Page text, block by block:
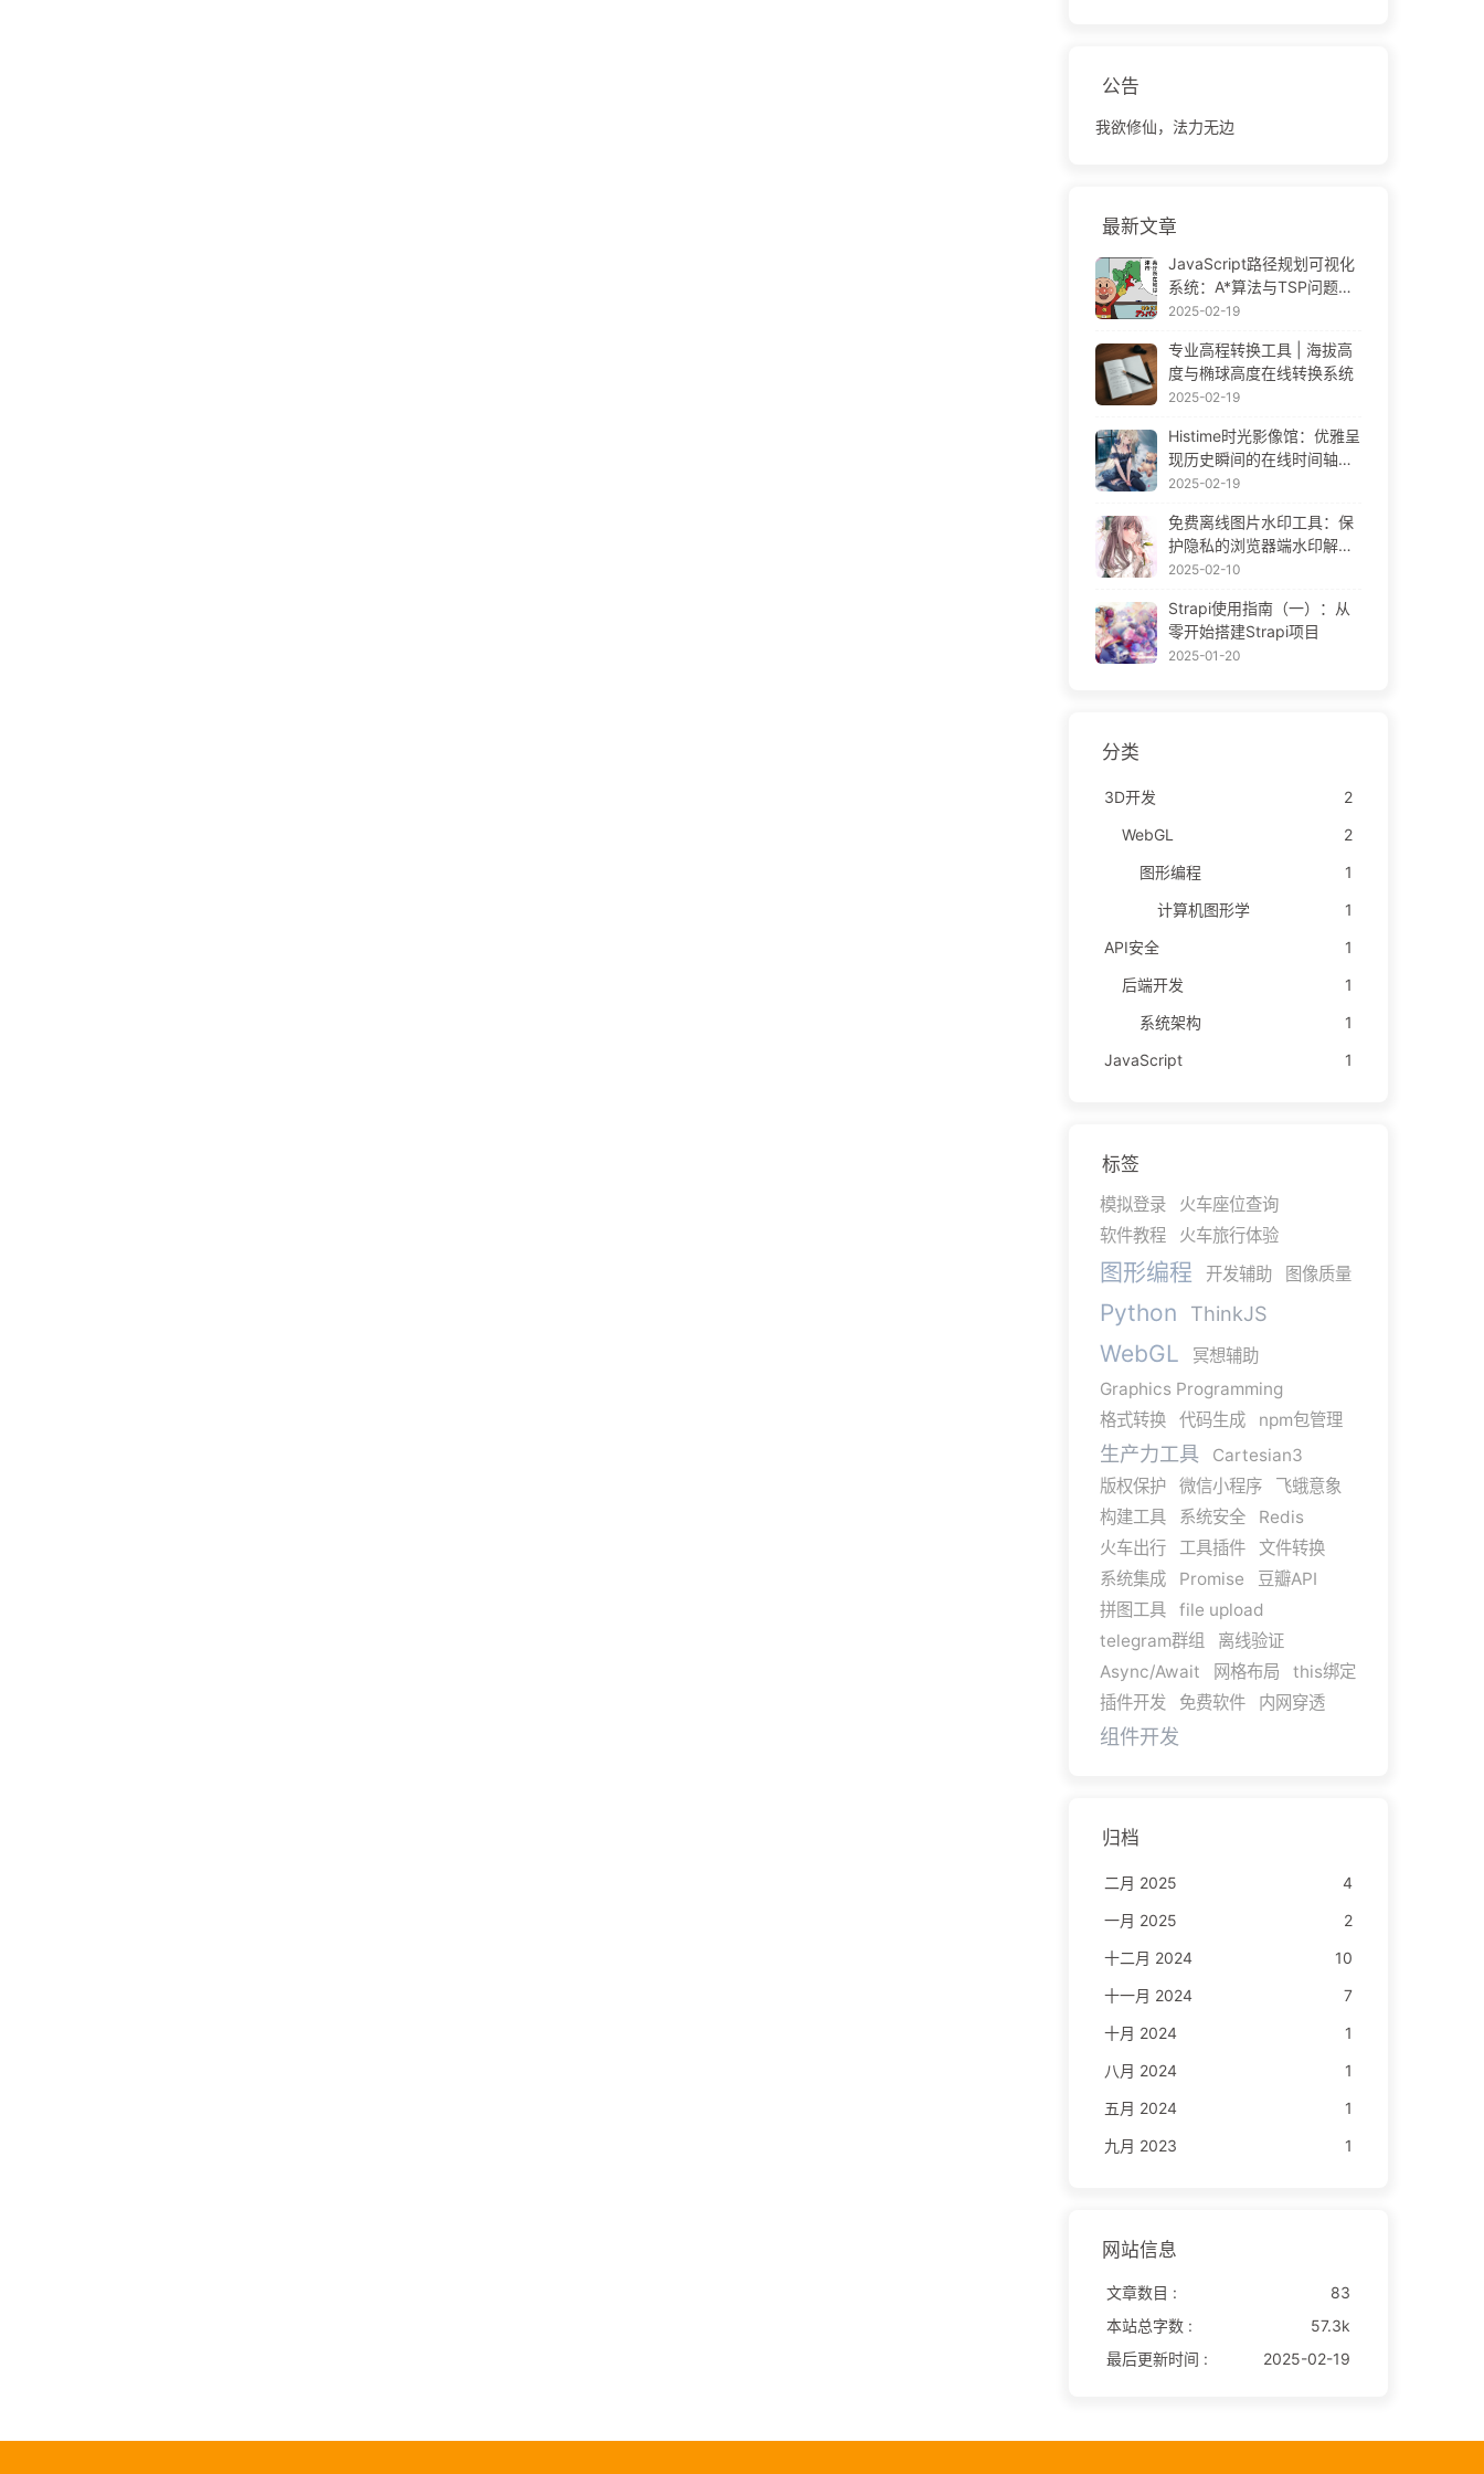
公告
我欲修仙，法力无边
最新文章
JavaScript路径规划可视化
系统：A*算法与TSP问题解
决方案
2025-02-19
专业高程转换工具 | 海拔高
度与椭球高度在线转换系统
2025-02-19
Histime时光影像馆：优雅呈
现历史瞬间的在线时间轴相
册 | Historical Photo Timeli
2025-02-19
免费离线图片水印工具：保
护隐私的浏览器端水印解决
方案 | Free Offline Image
2025-02-10
Strapi使用指南（一）：从
零开始搭建Strapi项目
2025-01-20
分类
3D开发
2
WebGL
2
图形编程
1
计算机图形学
1
API安全
1
后端开发
1
系统架构
1
JavaScript
1
标签
模拟登录
火车座位查询
软件教程
火车旅行体验
图形编程 开发辅助 图像质量
Python ThinkJS
WebGL
冥想辅助
Graphics Programming
格式转换
代码生成 npm包管理
生产力工具
Cartesian3
版权保护
微信小程序
飞蛾意象
构建工具
系统安全
Redis
火车出行
工具插件
文件转换
系统集成
Promise
豆瓣API
拼图工具
file upload
telegram群组
离线验证
Async/Await
网格布局
this绑定
插件开发
免费软件 内网穿透
组件开发
归档
二月 2025
4
一月 2025
2
十二月 2024
10
十一月 2024
7
十月 2024
1
八月 2024
1
五月 2024
1
九月 2023
1
网站信息
文章数目 :
83
本站总字数 :
57.3k
最后更新时间 :
2025-02-19